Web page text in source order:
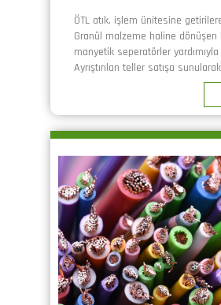
ÖTL atık, işlem ünitesine
Granül malzeme haline
manyetik seperatörler yardımıyla
Ayrıştırılan teller satışa